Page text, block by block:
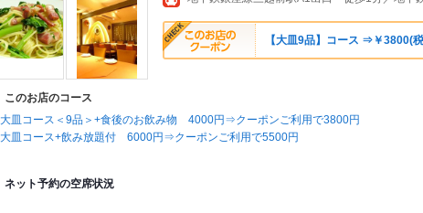
【大皿9品】コース ⇒￥3800(
このお店のコース
大皿コース＜9品＞+食後のお飲み物 4000円⇒クーポンご利用で3800円
大皿コース+飲み放題付 6000円⇒クーポンご利用で5500円
ネット予約の空席状況